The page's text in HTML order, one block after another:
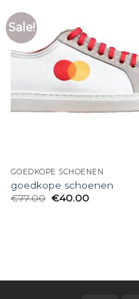
Sale!
GOEDKOPE SCHOENEN
goedkope schoenen
€77.00 €40.00